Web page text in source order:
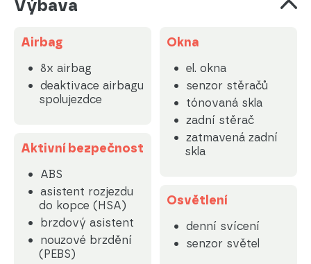
Výbava
Airbag
8x airbag
deaktivace airbagu
spolujezdce
Aktivní bezpečnost
ABS
asistent rozjezdu
do kopce (HSA)
brzdový asistent
nouzové brzdění
(PEBS)
Okna
el. okna
senzor stěračů
tónovaná skla
zadní stěrač
zatmavená zadní
skla
Osvětlení
denní svícení
senzor světel